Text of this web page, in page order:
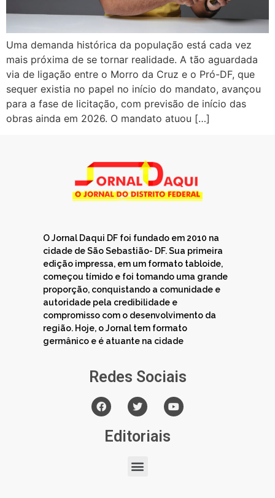
Uma demanda histórica da população está cada vez
mais próxima de se tornar realidade. A tão aguardada
via de ligação entre o Morro da Cruz e o Pró-DF, que
sequer existia no papel no início do mandato, avançou
para a fase de licitação, com previsão de início das
obras ainda em 2026. O mandato atuou […]
O Jornal Daqui DF foi fundado em 2010 na
cidade de São Sebastião- DF. Sua primeira
edição impressa, em um formato tabloide,
começou tímido e foi tomando uma grande
proporção, conquistando a comunidade e
autoridade pela credibilidade e
compromisso com o desenvolvimento da
região. Hoje, o Jornal tem formato
germânico e é atuante na cidade
Redes Sociais
Editoriais